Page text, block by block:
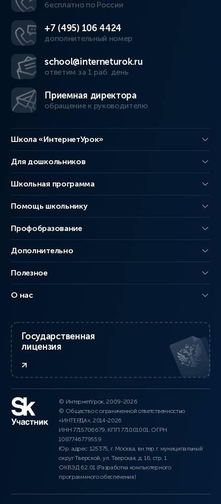
бесплатно по России
+7 (495) 106 4424
дополнительный номер
school@interneturok.ru
ответим за 1 раб. день
Приемная директора
обращение к руководителю
Школа «ИнтернетУрок»
Для дошкольников
Школьная программа
Помощь школьнику
Профобразование
Дополнительно
Полезное
О нас
Государственная
лицензия
© ИнтернетУрок, 2009-2026
© Общество с ограниченной ответственностью
«ИНТЕРДА», 2014-2026
ИНН 7715706679, КПП 771001001, ОГРН
1087746779559
Юр. адрес: 125375, г. Москва, вн.тер.г. муниципальный
округ Тверской, ул. Тверская, д. 16, стр. 1
ОКВЭД 62.01 (Разработка компьютерного
программного обеспечения)